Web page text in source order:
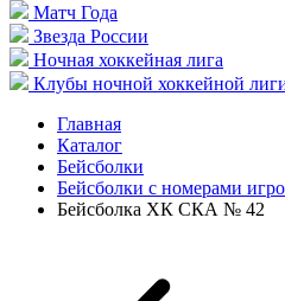
Матч Года
Звезда России
Ночная хоккейная лига
Клубы ночной хоккейной
Главная
Каталог
Бейсболки
Бейсболки с номерами
Бейсболка ХК СКА № 42